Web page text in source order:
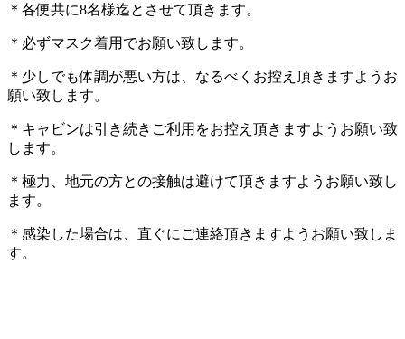
＊各便共に8名様迄とさせて頂きます。
＊必ずマスク着用でお願い致します。
＊少しでも体調が悪い方は、なるべくお控え頂きますようお
願い致します。
＊キャビンは引き続きご利用をお控え頂きますようお願い致
します。
＊極力、地元の方との接触は避けて頂きますようお願い致し
ます。
＊感染した場合は、直ぐにご連絡頂きますようお願い致しま
す。